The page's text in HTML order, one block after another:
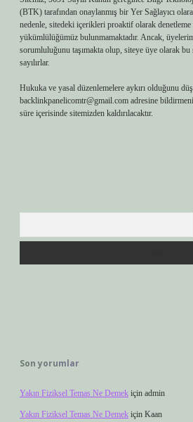
(BTK) tarafından onaylanmış bir Yer Sağlayıcı
nedenle, sitedeki içerikleri proaktif olarak denetleme
yükümlülüğümüz bulunmamaktadır. Ancak,
sorumluluğunu taşımakta olup, siteye üye olarak
sayılırlar.
Hukuka ve yasal düzenlemelere aykırı olduğunu
backlinkpanelicomtr@gmail.com adresine
süre içerisinde sitemizden kaldırılacaktır.
Son yorumlar
Yakın Fiziksel Temas Ne Demek için admin
Yakın Fiziksel Temas Ne Demek için Kaan